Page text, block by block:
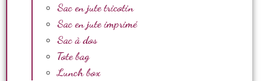
Sac en jute tricotin
Sac en jute imprimé
Sac à dos
Tote bag
Lunch box